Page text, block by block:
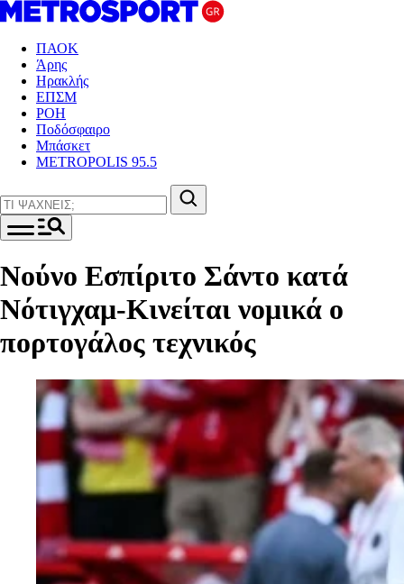
ΠΑΟΚ
Άρης
Ηρακλής
ΕΠΣΜ
ΡΟΗ
Ποδόσφαιρο
Μπάσκετ
METROPOLIS 95.5
Νούνο Εσπίριτο Σάντο κατά
Νότιγχαμ-Κινείται νομικά ο
πορτογάλος τεχνικός